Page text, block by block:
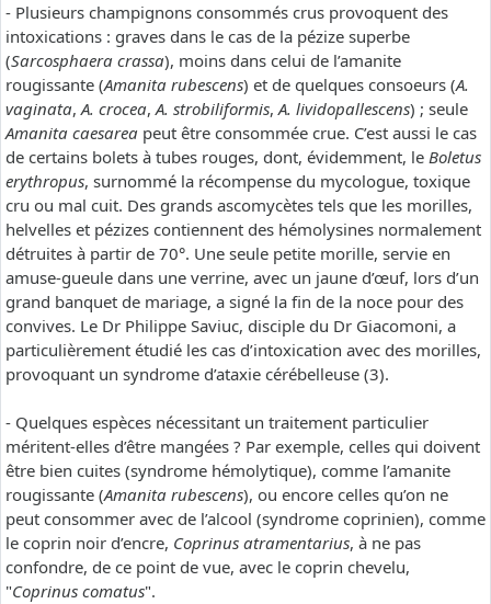
- Plusieurs champignons consommés crus provoquent des
intoxications : graves dans le cas de la pézize superbe
(Sarcosphaera crassa), moins dans celui de l’amanite
rougissante (Amanita rubescens) et de quelques consoeurs (A.
vaginata,A. crocea, A. strobiliformis,A. lividopallescens) ; seule
Amanita caesarea peut être consommée crue. C’est aussi le cas
de certains bolets à tubes rouges, dont, évidemment, le Boletus
erythropus, surnommé la récompense du mycologue, toxique
cru ou mal cuit. Des grands ascomycètes tels que les morilles,
helvelles et pézizes contiennent des hémolysines normalement
détruites à partir de 70°. Une seule petite morille, servie en
amuse-gueule dans une verrine, avec un jaune d’œuf, lors d’un
grand banquet de mariage, a signé la fin de la noce pour des
convives. Le Dr Philippe Saviuc, disciple du Dr Giacomoni, a
particulièrement étudié les cas d’intoxication avec des morilles,
provoquant un syndrome d’ataxie cérébelleuse (3).
- Quelques espèces nécessitant un traitement particulier
méritent-elles d’être mangées ? Par exemple, celles qui doivent
être bien cuites (syndrome hémolytique), comme l’amanite
rougissante (Amanita rubescens), ou encore celles qu’on ne
peut consommer avec de l’alcool (syndrome coprinien), comme
le coprin noir d’encre, Coprinus atramentarius, à ne pas
confondre, de ce point de vue, avec le coprin chevelu,
"Coprinus comatus".